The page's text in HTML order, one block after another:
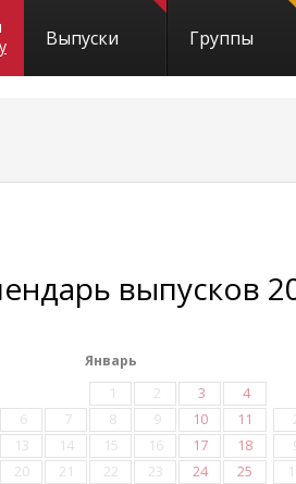
Выпуски Группы
выпусков
Январь
1
2 3
4
6 7 8 9 10
11
13 14 15 16 17
18
20 21 22 23 24
25